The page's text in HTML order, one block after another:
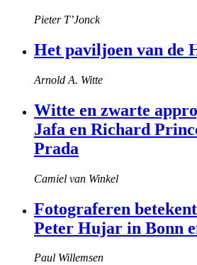
Pieter T’Jonck
Het paviljoen van de
Arnold A. Witte
Witte en zwarte
Jafa en Richard
Prada
Camiel van Winkel
Fotograferen
Peter Hujar in Bonn
Paul Willemsen